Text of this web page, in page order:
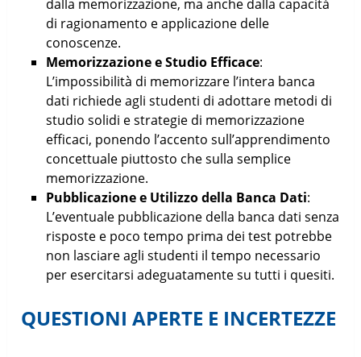
dalla memorizzazione, ma anche dalla capacità
di ragionamento e applicazione delle
conoscenze.
Memorizzazione e Studio Efficace:
L’impossibilità di memorizzare l’intera banca
dati richiede agli studenti di adottare metodi di
studio solidi e strategie di memorizzazione
efficaci, ponendo l’accento sull’apprendimento
concettuale piuttosto che sulla semplice
memorizzazione.
Pubblicazione e Utilizzo della Banca Dati:
L’eventuale pubblicazione della banca dati senza
risposte e poco tempo prima dei test potrebbe
non lasciare agli studenti il tempo necessario
per esercitarsi adeguatamente su tutti i quesiti.
QUESTIONI APERTE E INCERTEZZE